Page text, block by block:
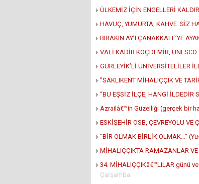
ÜLKEMİZ İÇİN ENGELLERİ
HAVUÇ, YUMURTA, KAHVE. SİZ
BIRAKIN AY’I ÇANAKKALE’YE
VALİ KADİR KOÇDEMİR, UNESCO
GÜRLEYİK’Lİ ÜNİVERSİTELİLER
"SAKLIKENT MİHALIÇÇIK VE
“BU EŞSİZ İLÇE, HANGİ İLDEDİR
Azrailâ€™in Güzelliği (gerçek bir
ESKİŞEHİR OSB, ÇEVREYOLU VE
“BİR OLMAK BİRLİK OLMAK…”
MİHALIÇÇIKTA RAMAZANLAR
34. MİHALIÇÇIKâ€™LILAR günü
Çarşamba